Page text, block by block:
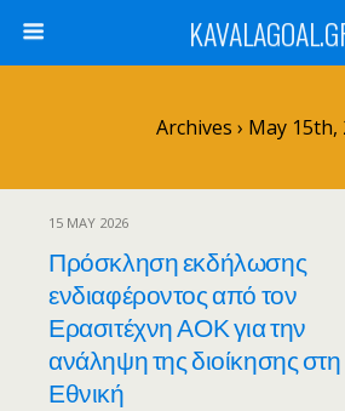
Archives › May 15th,
15 MAY 2026
Πρόσκληση εκδήλωσης
ενδιαφέροντος από τον
Ερασιτέχνη ΑΟΚ για την
ανάληψη της διοίκησης στη
Εθνική